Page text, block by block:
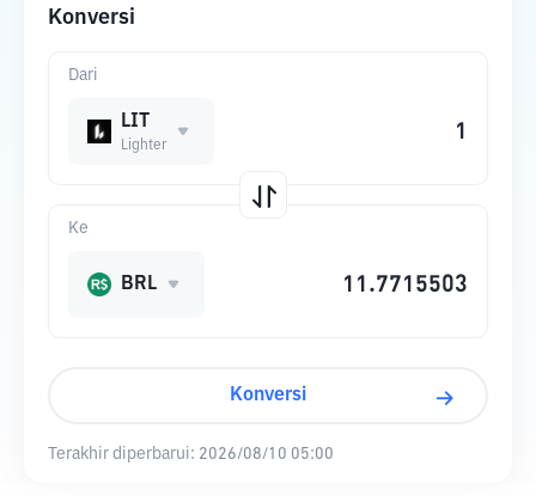
Konversi
Dari
LIT
Lighter
Ke
BRL
Konversi
Terakhir diperbarui: 2026/08/10 05:00